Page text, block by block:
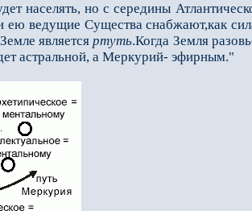
населять, но с середины
ею ведущие Существа снабжают,как
являетсяртуть.Когда Земля
астральной, а Меркурий- эфирным."